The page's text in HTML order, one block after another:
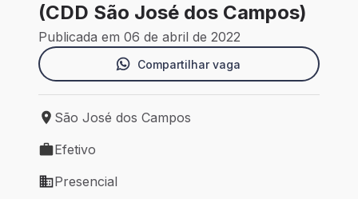
(CDD São José dos Campos)
Publicada em 06 de abril de 2022
Compartilhar vaga
Local de trabalho: São José dos Campos
São José dos Campos
Tipo de vaga: Efetivo
Efetivo
Modelo de trabalho: Presencial
Presencial